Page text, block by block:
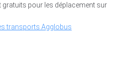
pour les déplacement sur
transports Agglobus